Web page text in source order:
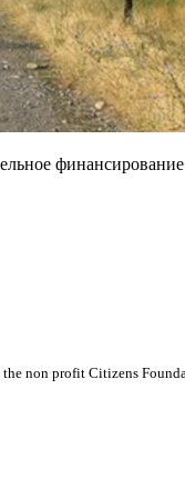
the non profit Citizens